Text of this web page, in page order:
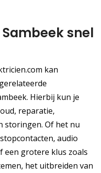
snel
kan
Hierbij kun je
reparatie,
storingen. Of het nu
audio
een grotere klus zoals
het uitbreiden van